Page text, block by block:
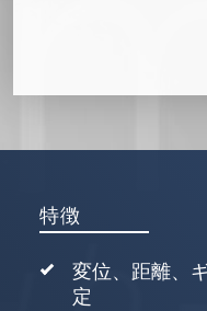
特徴
変位、距離、
定